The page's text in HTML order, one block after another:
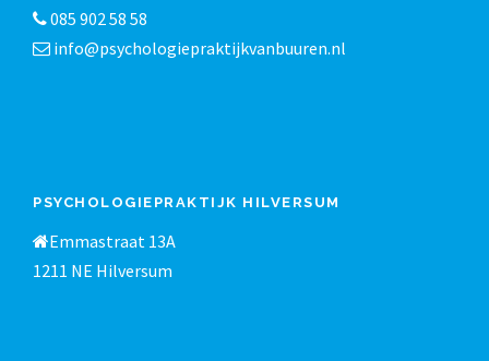
085 902 58 58
info@psychologiepraktijkvanbuuren.nl
PSYCHOLOGIEPRAKTIJK HILVERSUM
Emmastraat 13A
1211 NE Hilversum